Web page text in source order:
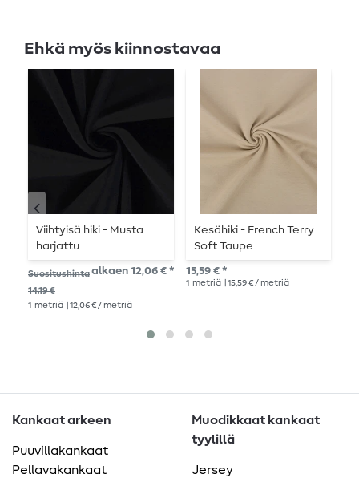
Ehkä myös kiinnostavaa
Viihtyisä hiki - Musta
harjattu
Suositushinta
14,19 €
alkaen 12,06 € *
1 metriä | 12,06 € / metriä
Kesähiki - French Terry
Soft Taupe
15,59 € *
1 metriä | 15,59 € / metriä
Kankaat arkeen
Puuvillakankaat
Pellavakankaat
Muodikkaat kankaat
tyylillä
Jersey